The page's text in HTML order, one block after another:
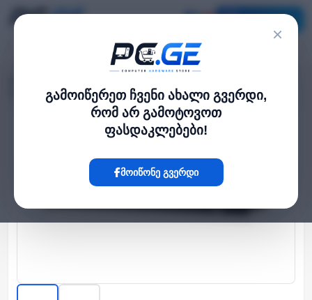
×
გამოიწერეთ ჩვენი ახალი გვერდი,
რომ არ გამოტოვოთ
ფასდაკლებები!
მოიწონე გვერდი
მართვადი PoE სვიჩი - EdgeSwitch 48 PoE 500W, Ubiquiti